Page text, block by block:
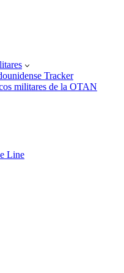
Tracker
militares de la OTAN
Line